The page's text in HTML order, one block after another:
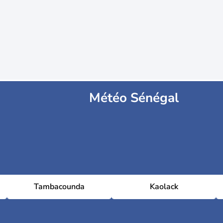
Météo Sénégal
Tambacounda Kaolack